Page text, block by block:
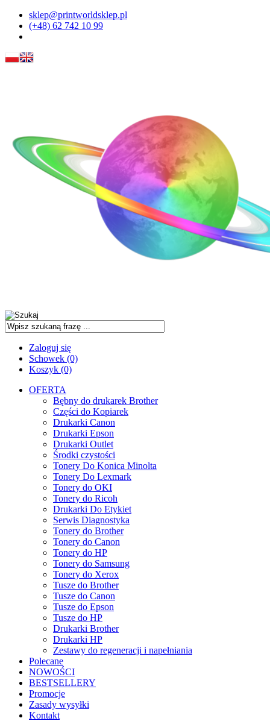
sklep@printworldsklep.pl
(+48) 62 742 10 99
Zaloguj się
Schowek (0)
Koszyk (0)
OFERTA
Bębny do drukarek Brother
Części do Kopiarek
Drukarki Canon
Drukarki Epson
Drukarki Outlet
Środki czystości
Tonery Do Konica Minolta
Tonery Do Lexmark
Tonery do OKI
Tonery do Ricoh
Drukarki Do Etykiet
Serwis Diagnostyka
Tonery do Brother
Tonery do Canon
Tonery do HP
Tonery do Samsung
Tonery do Xerox
Tusze do Brother
Tusze do Canon
Tusze do Epson
Tusze do HP
Drukarki Brother
Drukarki HP
Zestawy do regeneracji i napełniania
Polecane
NOWOŚCI
BESTSELLERY
Promocje
Zasady wysyłki
Kontakt